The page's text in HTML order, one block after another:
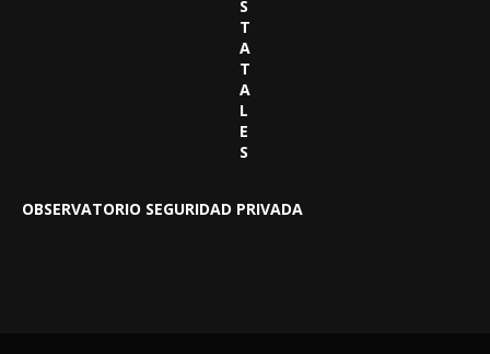
S
T
A
T
A
L
E
S
OBSERVATORIO SEGURIDAD PRIVADA